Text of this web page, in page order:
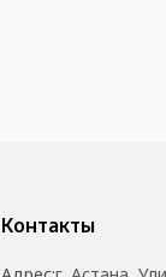
Контакты